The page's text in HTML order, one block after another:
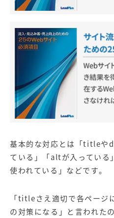
基本的な対応とは「titleや
ている」「altが入っている
使われている」などです。
「titleさえ適切で各ページ
の対策になる」と言われた